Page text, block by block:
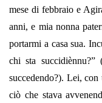
mese di febbraio e
anni, e mia nonna
portarmi a casa sua.
chi sta
succedendo?). Lei,
ciò che stava